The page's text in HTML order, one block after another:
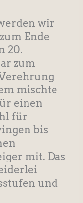
wir
Ende
20.
zum
mischte
einen
für
bis
mit. Das
und